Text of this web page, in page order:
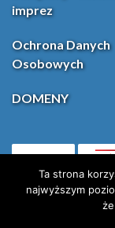
imprez
Ochrona Danych
Osobowych
DOMENY
Ta strona
najwyższym